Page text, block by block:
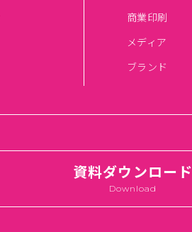
商業印刷
メディア
ブランド
資料ダウンロード
Download